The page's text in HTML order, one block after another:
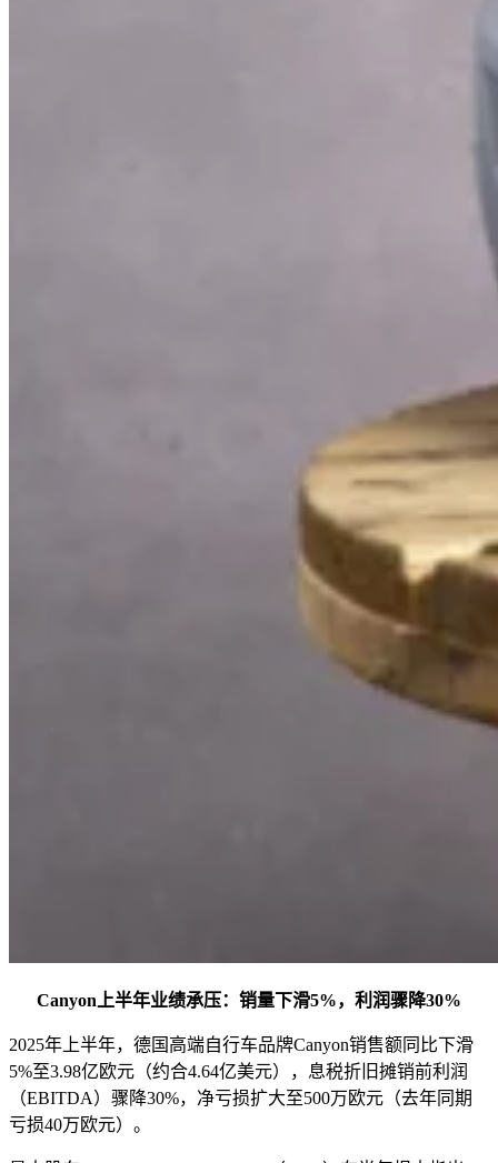
Canyon上半年业绩承压：销量下滑5%，利润骤降30%
2025年上半年，德国高端自行车品牌Canyon销售额同比下滑
5%至3.98亿欧元（约合4.64亿美元），息税折旧摊销前利润
（EBITDA）骤降30%，净亏损扩大至500万欧元（去年同期
亏损40万欧元）。